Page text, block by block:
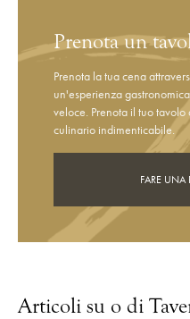
Prenota un
Prenota la tua cena
un'esperienza
veloce. Prenota il tuo
culinario indimenticabile.
FARE UNA
Articoli su o di